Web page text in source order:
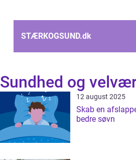
STÆRKOGSUND.dk
Sundhed og
12 august 2025
Skab en
bedre søvn